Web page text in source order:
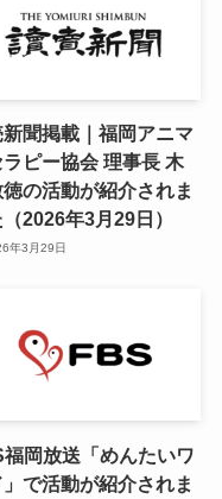
聞掲載｜福岡アニマ
ラピー協会 理事長 木
徳の活動が紹介されま
（2026年3月29日）
年3月29日
岡放送「めんたいワ
で活動が紹介されま